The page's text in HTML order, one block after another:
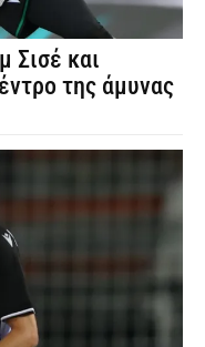
Σισέ και
της άμυνας